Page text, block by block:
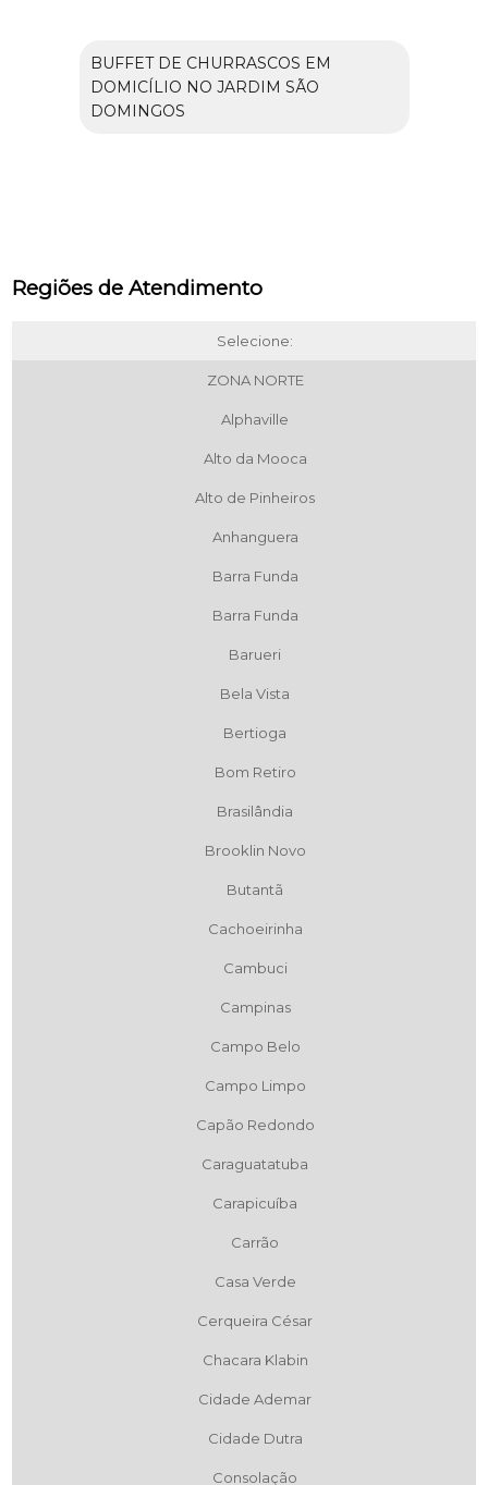
BUFFET DE CHURRASCOS EM
DOMICÍLIO NO JARDIM SÃO
DOMINGOS
Regiões de Atendimento
Selecione:
ZONA NORTE
Alphaville
Alto da Mooca
Alto de Pinheiros
Anhanguera
Barra Funda
Barra Funda
Barueri
Bela Vista
Bertioga
Bom Retiro
Brasilândia
Brooklin Novo
Butantã
Cachoeirinha
Cambuci
Campinas
Campo Belo
Campo Limpo
Capão Redondo
Caraguatatuba
Carapicuíba
Carrão
Casa Verde
Cerqueira César
Chacara Klabin
Cidade Ademar
Cidade Dutra
Consolação